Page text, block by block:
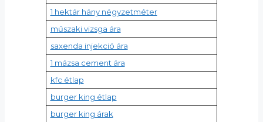
1 hektár hány négyzetméter
műszaki vizsga ára
saxenda injekció ára
1 mázsa cement ára
kfc étlap
burger king étlap
burger king árak